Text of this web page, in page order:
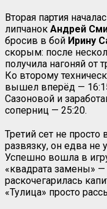
Вторая партия
липчанок Андрей
бросив в бой Ирину
скорым: после
получила нагоняй от
Ко второму
вышел вперёд —
Сазоновой и
соперниц — 25:20.
Третий сет не
развязку, он едва не
Успешно вошла в
«квадрата замены» —
раскочегарилась
«Тулица» просто